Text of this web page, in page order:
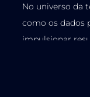
No universo da
como os dados
impulsionar